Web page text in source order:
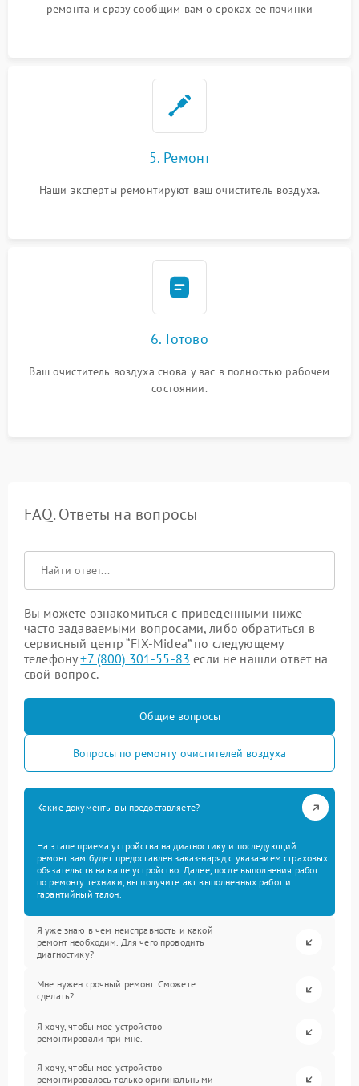
ремонта и сразу сообщим вам о сроках ее починки
5. Ремонт
Наши эксперты ремонтируют ваш очиститель воздуха.
6. Готово
Ваш очиститель воздуха снова у вас в полностью рабочем
состоянии.
FAQ. Ответы на вопросы
Вы можете ознакомиться с приведенными ниже
часто задаваемыми вопросами, либо обратиться в
сервисный центр “FIX-Midea” по следующему
телефону+7 (800) 301-55-83 если не нашли ответ на
свой вопрос.
Общие вопросы
Вопросы по ремонту очистителей воздуха
Какие документы вы предоставляете?
На этапе приема устройства на диагностику и последующий
ремонт вам будет предоставлен заказ-наряд с указанием страховых
обязательств на ваше устройство. Далее, после выполнения работ
по ремонту техники, вы получите акт выполненных работ и
гарантийный талон.
Я уже знаю в чем неисправность и какой
ремонт необходим. Для чего проводить
диагностику?
Мне нужен срочный ремонт. Сможете
сделать?
Я хочу, чтобы мое устройство
ремонтировали при мне.
Я хочу, чтобы мое устройство
ремонтировалось только оригинальными